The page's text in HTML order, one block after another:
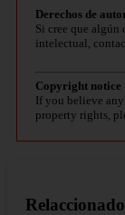
Derechos de
Si cree que
intelectual,
Copyright notice
If you believe
property rights,